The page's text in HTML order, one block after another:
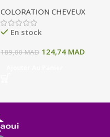
10 A BLOND CLAIR CENDRE
135 ML
COLORATION CHEVEUX
En stock
189,00MAD 124,74 MAD